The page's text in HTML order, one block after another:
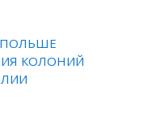
КОЛОНИЙ